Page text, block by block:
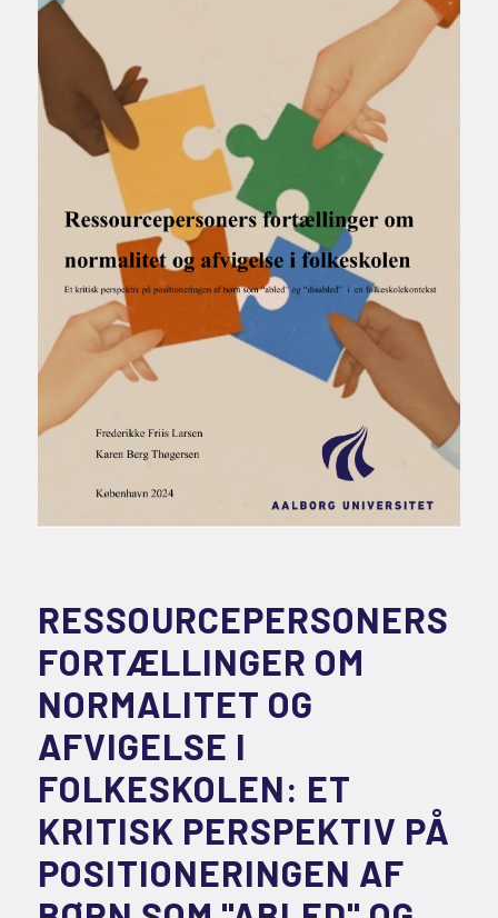
RESSOURCEPERSONERS
FORTÆLLINGER OM
NORMALITET OG
AFVIGELSE I
FOLKESKOLEN: ET
KRITISK PERSPEKTIV PÅ
POSITIONERINGEN AF